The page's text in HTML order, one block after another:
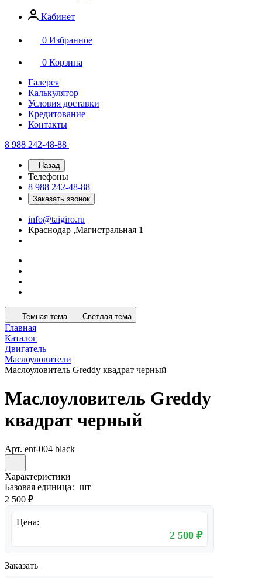
Кабинет
0 Избранное
0 Корзина
Галерея
Калькулятор
Условия доставки
Кредитование
Контакты
8 988 242-48-88
Назад
Телефоны
8 988 242-48-88
Заказать звонок
info@taigiro.ru
Краснодар ,Магистральная 1
Темная тема Светлая тема
Главная
Каталог
Двигатель
Маслоуловители
Маслоуловитель Greddy квадрат черный
Маслоуловитель Greddy
квадрат черный
Арт. ent-004 black
Характеристики
Базовая единица: шт
2 500 ₽
Цена:
2 500 ₽
Заказать